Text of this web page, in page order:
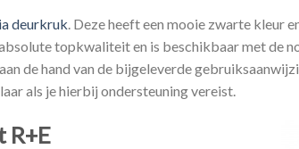
deurkruk. Deze heeft een mooie zwarte kleur
topkwaliteit en is beschikbaar met de
de hand van de bijgeleverde
als je hierbij ondersteuning vereist.
R+E